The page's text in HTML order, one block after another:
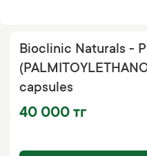
Bioclinic Naturals -
capsules
40 000 тг